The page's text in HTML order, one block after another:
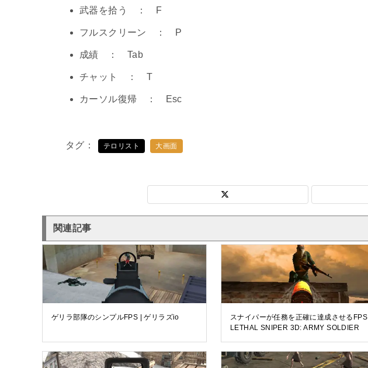
武器を拾う ： F
フルスクリーン ： P
成績 ： Tab
チャット ： T
カーソル復帰 ： Esc
タグ テロリスト 大画面
関連記事
ゲリラ部隊のシンプルFPS | ゲリラズio
スナイパーが任務を正確に達成させるFPS |
LETHAL SNIPER 3D: ARMY SOLDIER